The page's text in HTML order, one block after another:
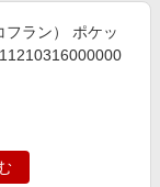
フラン） ポケッ